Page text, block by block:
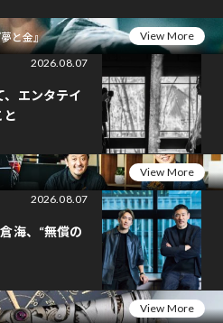
と金』
View More
2026.08.07
、エンタテイ
と
View More
2026.08.07
海、“無償の
View More